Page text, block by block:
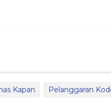
Kapan Pelanggaran